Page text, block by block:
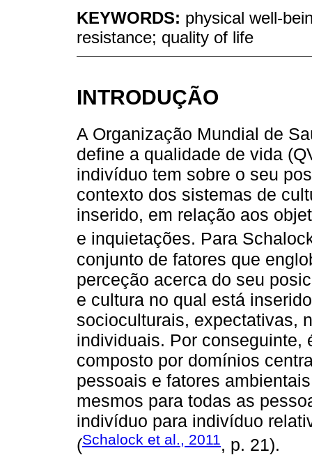
KEYWORDS: physical well-
resistance; quality of life
INTRODUÇÃO
A Organização Mundial de
define a qualidade de vida
indivíduo tem sobre o seu
contexto dos sistemas de
inserido, em relação aos
e inquietações. Para
conjunto de fatores que
perceção acerca do seu
e cultura no qual está
socioculturais, expectativas,
individuais. Por conseguinte,
composto por domínios
pessoais e fatores
mesmos para todas as
indivíduo para indivíduo
(Schalock et al., 2011, p. 21).